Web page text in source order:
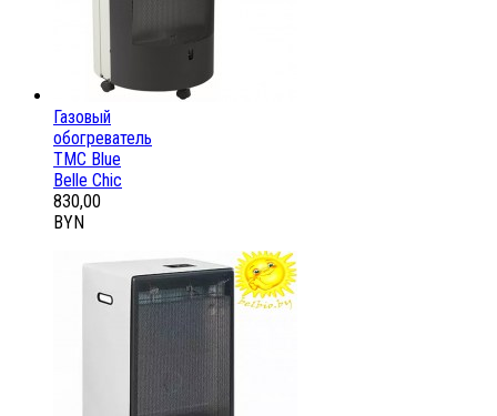
Газовый
обогреватель
ТМС Blue
Belle Chic
830,00
BYN